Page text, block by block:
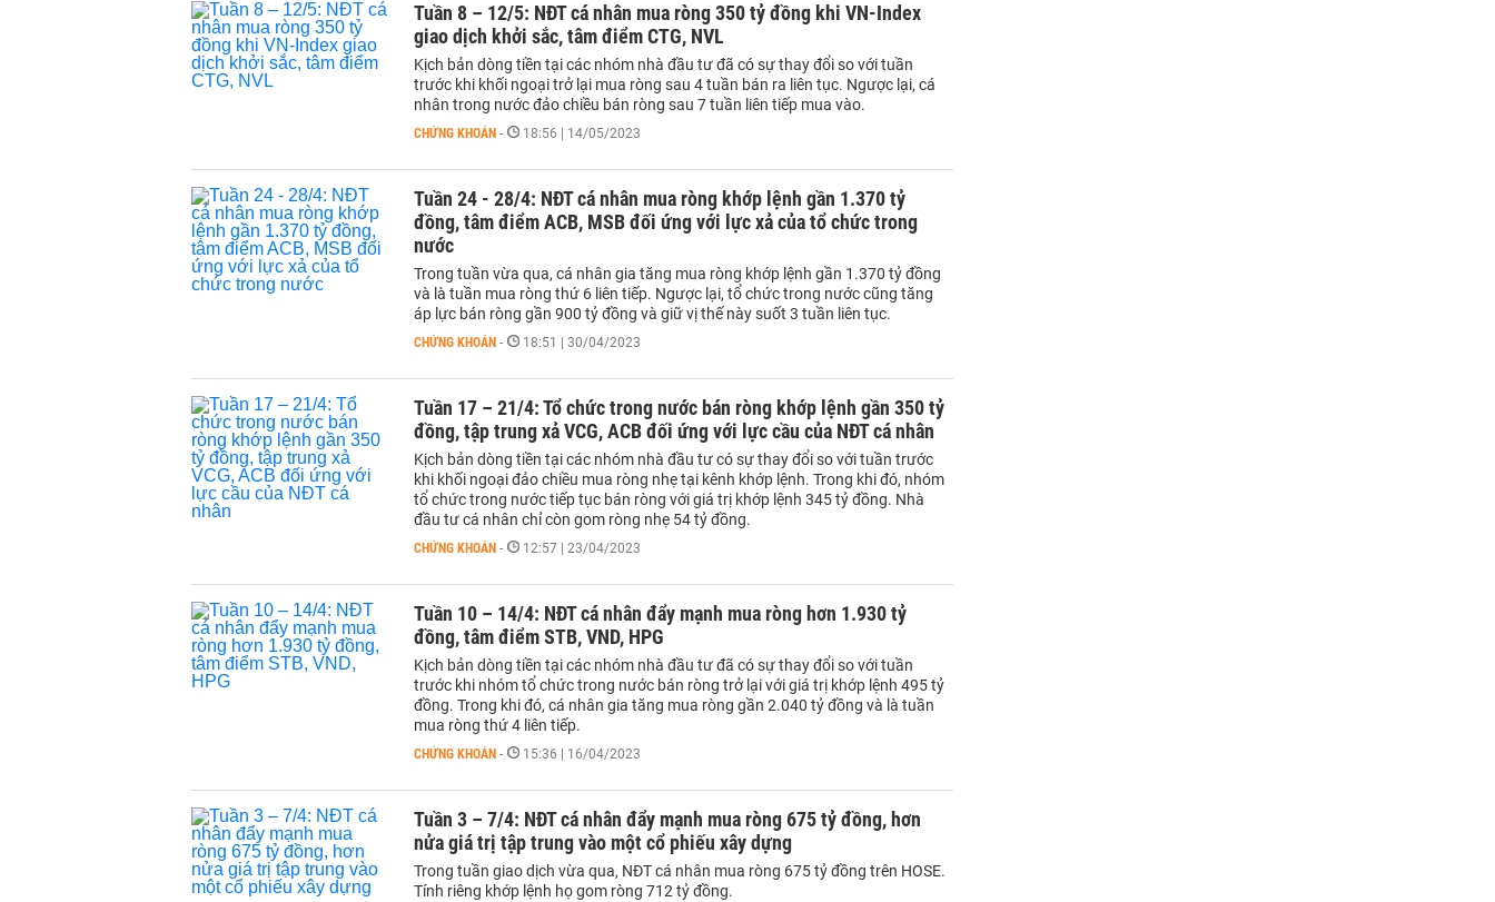
Tuần 8 – 12/5: NĐT cá nhân mua ròng 350 tỷ đồng khi VN-Index
giao dịch khởi sắc, tâm điểm CTG, NVL
Kịch bản dòng tiền tại các nhóm nhà đầu tư đã có sự thay đổi so với tuần
trước khi khối ngoại trở lại mua ròng sau 4 tuần bán ra liên tục. Ngược lại, cá
nhân trong nước đảo chiều bán ròng sau 7 tuần liên tiếp mua vào.
CHỨNG KHOÁN - 18:56 | 14/05/2023
Tuần 24 - 28/4: NĐT cá nhân mua ròng khớp lệnh gần 1.370 tỷ
đồng, tâm điểm ACB, MSB đối ứng với lực xả của tổ chức trong
nước
Trong tuần vừa qua, cá nhân gia tăng mua ròng khớp lệnh gần 1.370 tỷ đồng
và là tuần mua ròng thứ 6 liên tiếp. Ngược lại, tổ chức trong nước cũng tăng
áp lực bán ròng gần 900 tỷ đồng và giữ vị thế này suốt 3 tuần liên tục.
CHỨNG KHOÁN - 18:51 | 30/04/2023
Tuần 17 – 21/4: Tổ chức trong nước bán ròng khớp lệnh gần 350 tỷ
đồng, tập trung xả VCG, ACB đối ứng với lực cầu của NĐT cá nhân
Kịch bản dòng tiền tại các nhóm nhà đầu tư có sự thay đổi so với tuần trước
khi khối ngoại đảo chiều mua ròng nhẹ tại kênh khớp lệnh. Trong khi đó, nhóm
tổ chức trong nước tiếp tục bán ròng với giá trị khớp lệnh 345 tỷ đồng. Nhà
đầu tư cá nhân chỉ còn gom ròng nhẹ 54 tỷ đồng.
CHỨNG KHOÁN - 12:57 | 23/04/2023
Tuần 10 – 14/4: NĐT cá nhân đẩy mạnh mua ròng hơn 1.930 tỷ
đồng, tâm điểm STB, VND, HPG
Kịch bản dòng tiền tại các nhóm nhà đầu tư đã có sự thay đổi so với tuần
trước khi nhóm tổ chức trong nước bán ròng trở lại với giá trị khớp lệnh 495 tỷ
đồng. Trong khi đó, cá nhân gia tăng mua ròng gần 2.040 tỷ đồng và là tuần
mua ròng thứ 4 liên tiếp.
CHỨNG KHOÁN - 15:36 | 16/04/2023
Tuần 3 – 7/4: NĐT cá nhân đẩy mạnh mua ròng 675 tỷ đồng, hơn
nửa giá trị tập trung vào một cổ phiếu xây dựng
Trong tuần giao dịch vừa qua, NĐT cá nhân mua ròng 675 tỷ đồng trên HOSE.
Tính riêng khớp lệnh họ gom ròng 712 tỷ đồng.